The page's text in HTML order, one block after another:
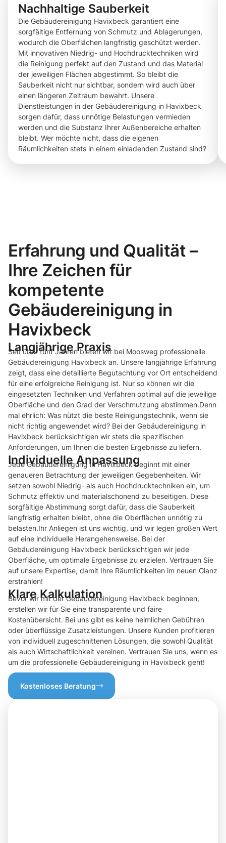
Nachhaltige Sauberkeit
Die Gebäudereinigung Havixbeck garantiert eine
sorgfältige Entfernung von Schmutz und Ablagerungen,
wodurch die Oberflächen langfristig geschützt werden.
Mit innovativen Niedrig- und Hochdrucktechniken wird
die Reinigung perfekt auf den Zustand und das Material
der jeweiligen Flächen abgestimmt. So bleibt die
Sauberkeit nicht nur sichtbar, sondern wird auch über
einen längeren Zeitraum bewahrt. Unsere
Dienstleistungen in der Gebäudereinigung in Havixbeck
sorgen dafür, dass unnötige Belastungen vermieden
werden und die Substanz Ihrer Außenbereiche erhalten
bleibt. Wer möchte nicht, dass die eigenen
Räumlichkeiten stets in einem einladenden Zustand sind?
Erfahrung und Qualität –
Ihre Zeichen für
kompetente
Gebäudereinigung in
Havixbeck
Langjährige Praxis
Seit über fünf Jahren bieten wir bei Moosweg professionelle
Gebäudereinigung Havixbeck an. Unsere langjährige Erfahrung
zeigt, dass eine detaillierte Begutachtung vor Ort entscheidend
für eine erfolgreiche Reinigung ist. Nur so können wir die
eingesetzten Techniken und Verfahren optimal auf die jeweilige
Oberfläche und den Grad der Verschmutzung abstimmen.Denn
mal ehrlich: Was nützt die beste Reinigungstechnik, wenn sie
nicht richtig angewendet wird? Bei der Gebäudereinigung in
Havixbeck berücksichtigen wir stets die spezifischen
Anforderungen, um Ihnen die besten Ergebnisse zu liefern.
Individuelle Anpassung
Jede Gebäudereinigung in Havixbeck beginnt mit einer
genaueren Betrachtung der jeweiligen Gegebenheiten. Wir
setzen sowohl Niedrig- als auch Hochdrucktechniken ein, um
Schmutz effektiv und materialschonend zu beseitigen. Diese
sorgfältige Abstimmung sorgt dafür, dass die Sauberkeit
langfristig erhalten bleibt, ohne die Oberflächen unnötig zu
belasten.Ihr Anliegen ist uns wichtig, und wir legen großen Wert
auf eine individuelle Herangehensweise. Bei der
Gebäudereinigung Havixbeck berücksichtigen wir jede
Oberfläche, um optimale Ergebnisse zu erzielen. Vertrauen Sie
auf unsere Expertise, damit Ihre Räumlichkeiten im neuen Glanz
erstrahlen!
Klare Kalkulation
Bevor wir mit der Gebäudereinigung Havixbeck beginnen,
erstellen wir für Sie eine transparente und faire
Kostenübersicht. Bei uns gibt es keine heimlichen Gebühren
oder überflüssige Zusatzleistungen. Unsere Kunden profitieren
von individuell zugeschnittenen Lösungen, die sowohl Qualität
als auch Wirtschaftlichkeit vereinen. Vertrauen Sie uns, wenn es
um die professionelle Gebäudereinigung in Havixbeck geht!
Kostenloses Beratung